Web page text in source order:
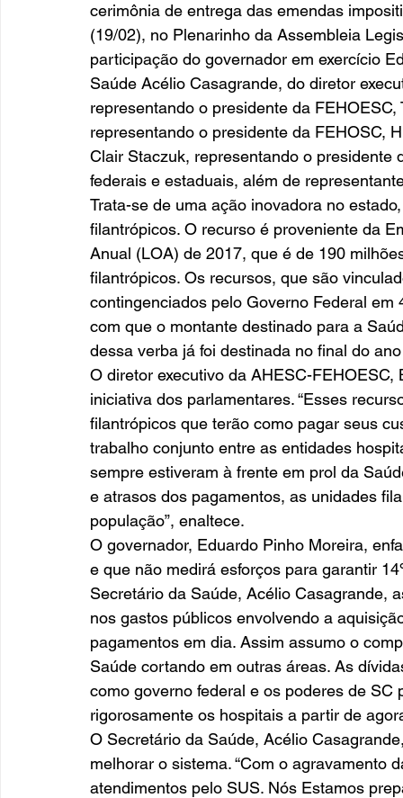
cerimônia de entrega das emendas
(19/02), no Plenarinho da Assembleia
participação do governador em exercício
Saúde Acélio Casagrande, do diretor
representando o presidente da
representando o presidente da FEHOSC,
Clair Staczuk, representando o
federais e estaduais, além de
Trata-se de uma ação inovadora no
filantrópicos. O recurso é proveniente da
Anual (LOA) de 2017, que é de 190
filantrópicos. Os recursos, que são
contingenciados pelo Governo Federal
com que o montante destinado para a
dessa verba já foi destinada no final do
O diretor executivo da AHESC-
iniciativa dos parlamentares. “Esses
filantrópicos que terão como pagar seus
trabalho conjunto entre as entidades
sempre estiveram à frente em prol da
e atrasos dos pagamentos, as unidades
população”, enaltece.
O governador, Eduardo Pinho Moreira,
e que não medirá esforços para garantir
Secretário da Saúde, Acélio Casagrande,
nos gastos públicos envolvendo a
pagamentos em dia. Assim assumo o
Saúde cortando em outras áreas. As
como governo federal e os poderes de
rigorosamente os hospitais a partir de
O Secretário da Saúde, Acélio
melhorar o sistema. “Com o agravamento
atendimentos pelo SUS. Nós Estamos